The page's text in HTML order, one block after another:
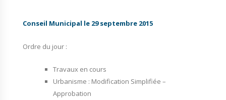
Conseil Municipal le 29 septembre 2015
Ordre du jour :
Travaux en cours
Urbanisme : Modification Simplifiée –
Approbation